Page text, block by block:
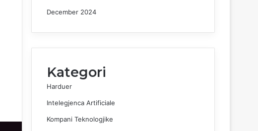
December 2024
Kategori
Harduer
Intelegjenca Artificiale
Kompani Teknologjike